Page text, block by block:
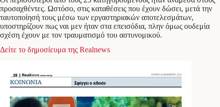
προσαχθέντες. Ωστόσο, στις καταθέσεις που έχουν δώσει, μετά την
ταυτοποίησή τους μέσω των εργαστηριακών αποτελεσμάτων,
υποστηρίζουν πως ναι μεν ήταν στα επεισόδια, πλην όμως ουδεμία
σχέση έχουν με τον τραυματισμό του αστυνομικού.
Δείτε το δημοσίευμα της Realnews